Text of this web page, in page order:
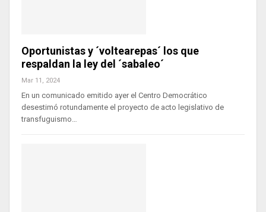
Oportunistas y ´voltearepas´ los que
respaldan la ley del ´sabaleo´
Mar 11, 2024
En un comunicado emitido ayer el Centro Democrático
desestimó rotundamente el proyecto de acto legislativo de
transfuguismo…